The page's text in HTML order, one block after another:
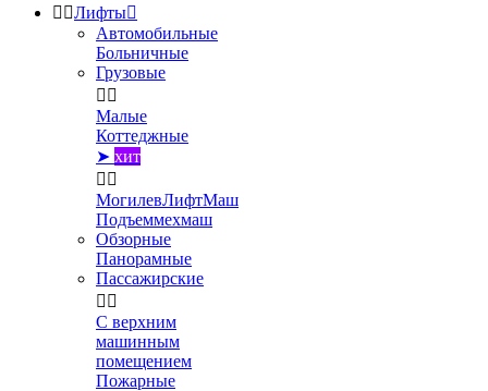
 Лифты
Автомобильные
Больничные
Грузовые
 
Малые
Коттеджные
➤ хит
 
МогилевЛифтМаш
Подъеммехмаш
Обзорные
Панорамные
Пассажирские
 
С верхним
машинным
помещением
Пожарные